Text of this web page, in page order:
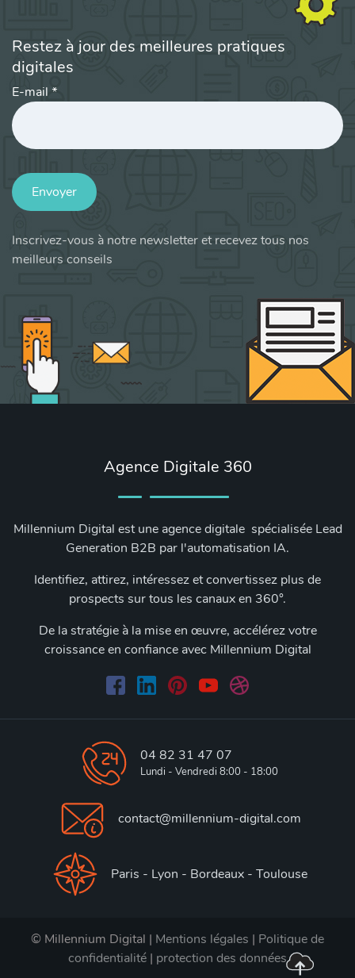
Restez à jour des meilleures pratiques
digitales
E-mail *
Envoyer
Inscrivez-vous à notre newsletter et recevez tous nos
meilleurs conseils
Agence Digitale 360
Millennium Digital est une agence digitale spécialisée Lead
Generation B2B par l'automatisation IA.
Identifiez, attirez, intéressez et convertissez plus de
prospects sur tous les canaux en 360°.
De la stratégie à la mise en œuvre, accélérez votre
croissance en confiance avec Millennium Digital
04 82 31 47 07
Lundi - Vendredi 8:00 - 18:00
contact@millennium-digital.com
Paris - Lyon - Bordeaux - Toulouse
© Millennium Digital | Mentions légales | Politique de
confidentialité | protection des données